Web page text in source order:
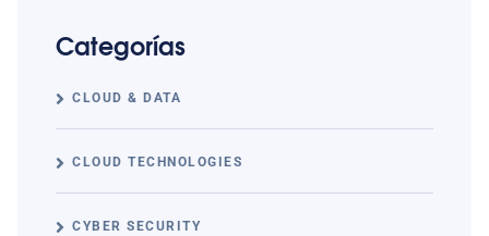
Categorías
CLOUD & DATA
CLOUD TECHNOLOGIES
CYBER SECURITY